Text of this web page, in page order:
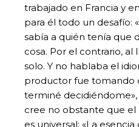
trabajado en Francia y
para él todo un desafío:
sabía a quién tenía que
cosa. Por el contrario, al
solo. Y no hablaba el
productor fue tomando
terminé
cree no obstante que
es universal: «La